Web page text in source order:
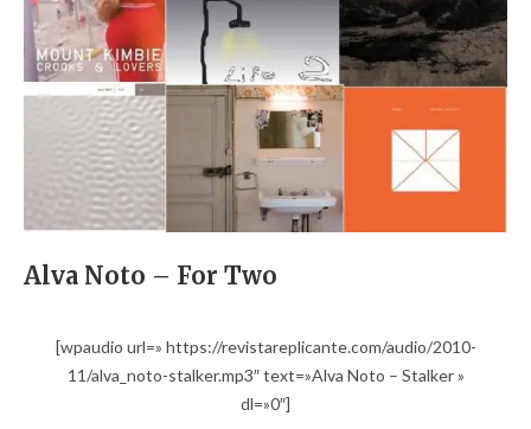
Alva Noto – For Two
[wpaudio url=» https://revistareplicante.com/audio/2010-
11/alva_noto-stalker.mp3″ text=»Alva Noto – Stalker »
dl=»0″]